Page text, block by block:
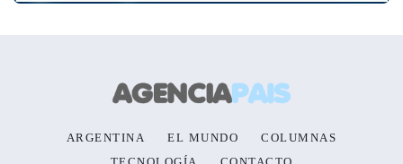
ARGENTINA EL MUNDO
COLUMNAS